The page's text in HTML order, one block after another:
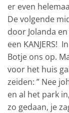
er even
De volgende
door Jolanda
een KANJERS!
Botje ons op.
voor het huis
zeiden: ” Nee
en al het park
zo gedaan, je